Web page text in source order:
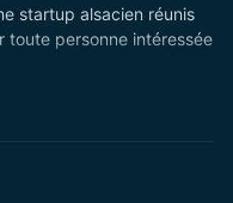
startup alsacien réunis
toute personne intéressée